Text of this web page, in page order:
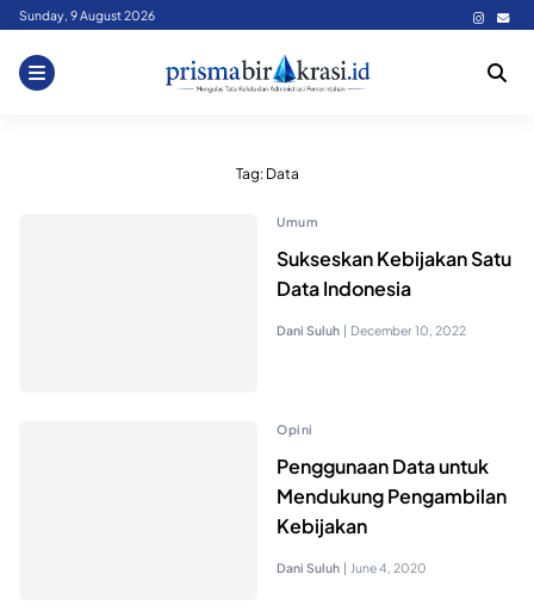
Skip
content
Sunday, 9 August 2026
Tag: Data
Umum
Sukseskan Kebijakan Satu
Data Indonesia
Dani Suluh | December 10, 2022
Opini
Penggunaan Data untuk
Mendukung Pengambilan
Kebijakan
Dani Suluh | June 4, 2020